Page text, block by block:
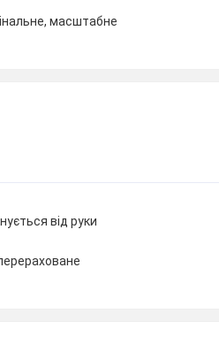
масштабне
від руки